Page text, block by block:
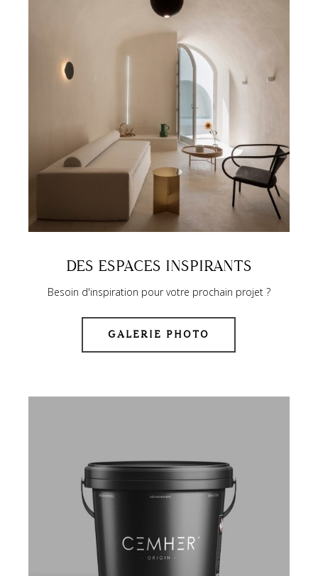
DES ESPACES INSPIRANTS
Besoin d'inspiration pour votre prochain projet ?
GALERIE PHOTO